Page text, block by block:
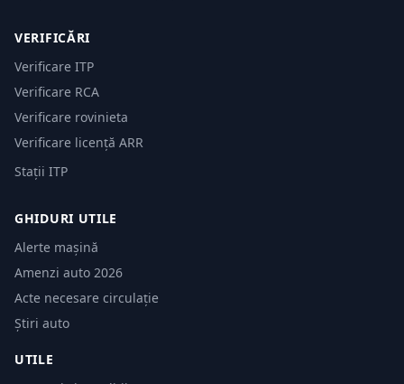
VERIFICĂRI
Verificare ITP
Verificare RCA
Verificare rovinieta
Verificare licență ARR
Stații ITP
GHIDURI UTILE
Alerte mașină
Amenzi auto 2026
Acte necesare circulație
Știri auto
UTILE